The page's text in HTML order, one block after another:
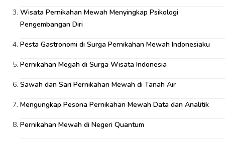
Wisata Pernikahan Mewah Menyingkap Psikologi
Pengembangan Diri
Pesta Gastronomi di Surga Pernikahan Mewah Indonesiaku
Pernikahan Megah di Surga Wisata Indonesia
Sawah dan Sari Pernikahan Mewah di Tanah Air
Mengungkap Pesona Pernikahan Mewah Data dan Analitik
Pernikahan Mewah di Negeri Quantum